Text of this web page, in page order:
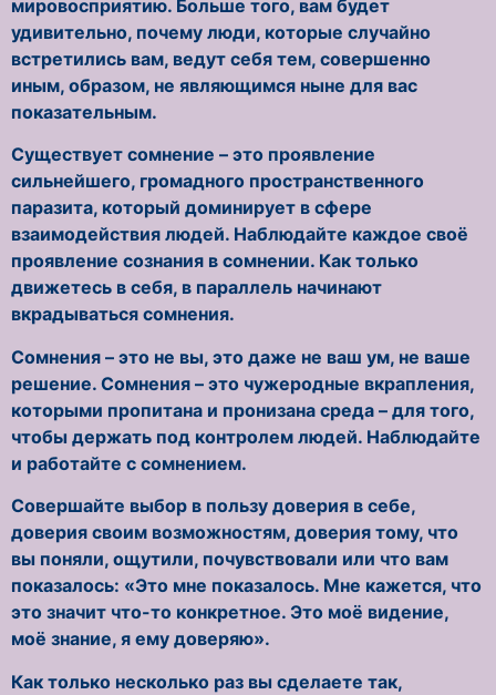
мировосприятию. Больше того, вам будет
удивительно, почему люди, которые случайно
встретились вам, ведут себя тем, совершенно
иным, образом, не являющимся ныне для вас
показательным.
Существует сомнение – это проявление
сильнейшего, громадного пространственного
паразита, который доминирует в сфере
взаимодействия людей. Наблюдайте каждое своё
проявление сознания в сомнении. Как только
движетесь в себя, в параллель начинают
вкрадываться сомнения.
Сомнения – это не вы, это даже не ваш ум, не ваше
решение. Сомнения – это чужеродные вкрапления,
которыми пропитана и пронизана среда – для того,
чтобы держать под контролем людей. Наблюдайте
и работайте с сомнением.
Совершайте выбор в пользу доверия в себе,
доверия своим возможностям, доверия тому, что
вы поняли, ощутили, почувствовали или что вам
показалось: «Это мне показалось. Мне кажется, что
это значит что-то конкретное. Это моё видение,
моё знание, я ему доверяю».
Как только несколько раз вы сделаете так,